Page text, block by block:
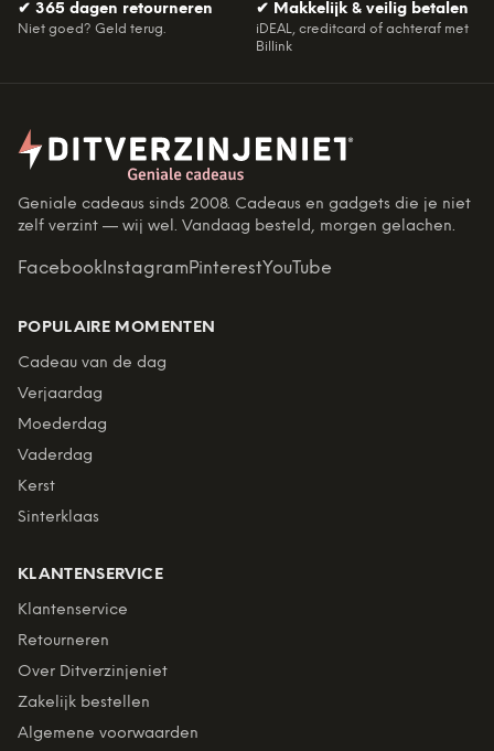
✔ 365 dagen retourneren
Niet goed? Geld terug.
✔ Makkelijk & veilig betalen
iDEAL, creditcard of achteraf met
Billink
Geniale cadeaus sinds 2008. Cadeaus en gadgets die je niet
zelf verzint — wij wel. Vandaag besteld, morgen gelachen.
Facebook InstagramPinterestYouTube
POPULAIRE MOMENTEN
Cadeau van de dag
Verjaardag
Moederdag
Vaderdag
Kerst
Sinterklaas
KLANTENSERVICE
Klantenservice
Retourneren
Over Ditverzinjeniet
Zakelijk bestellen
Algemene voorwaarden